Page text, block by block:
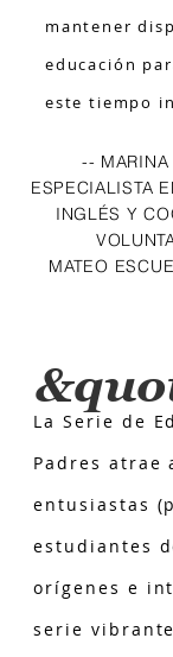
mantener
educación
este tiempo
-- MARINA
ESPECIALISTA
INGLÉS Y
MATEO
La Serie de
Padres atrae
entusiastas
estudiantes
orígenes e
serie